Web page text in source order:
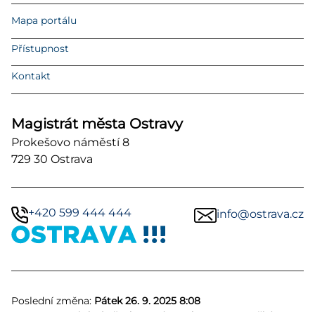
Mapa portálu
Přístupnost
Kontakt
Magistrát města Ostravy
Prokešovo náměstí 8
729 30 Ostrava
+420 599 444 444 info@ostrava.cz
Poslední změna: Pátek 26. 9. 2025 8:08